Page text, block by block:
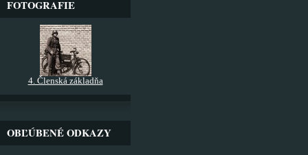
FOTOGRAFIE
4. Členská základňa
OBĽÚBENÉ ODKAZY